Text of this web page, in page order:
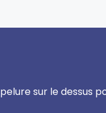
sur le dessus